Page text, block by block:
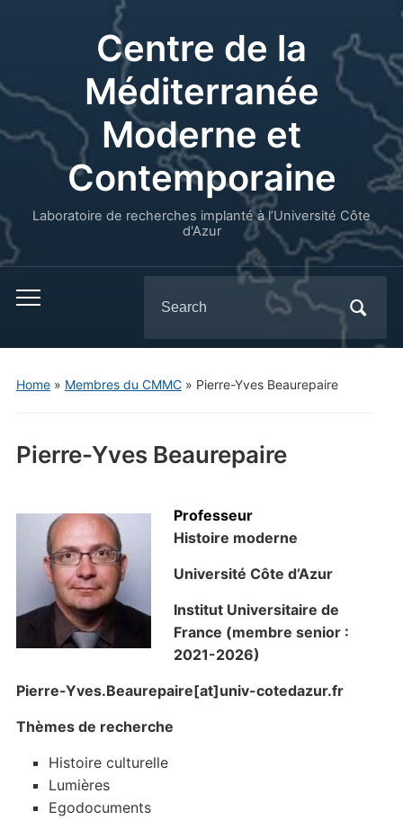
Centre de la
Méditerranée
Moderne et
Contemporaine
Laboratoire de recherches implanté à l’Université Côte
d'Azur
for:
Home» Membres du CMMC» Pierre-Yves Beaurepaire
Pierre-Yves Beaurepaire
Professeur
Histoire moderne
Université Côte d’Azur
Institut Universitaire de
France (membre senior :
2021-2026)
Pierre-Yves.Beaurepaire[at]univ-cotedazur.fr
Thèmes de recherche
Histoire culturelle
Lumières
Egodocuments